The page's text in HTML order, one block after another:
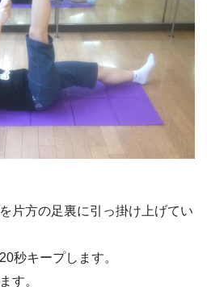
片方の足裏に引っ掛け上げてい
秒キープします。
す。